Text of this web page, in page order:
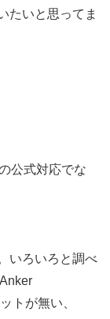
たいと思ってま
公式対応でな
いろいろと調べ
トが無い、